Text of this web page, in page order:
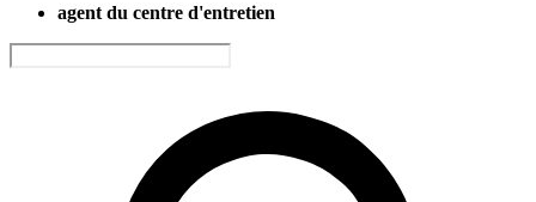
agent du centre d'entretien